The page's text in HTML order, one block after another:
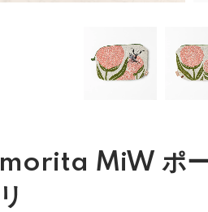
morita MiW ポー
リ